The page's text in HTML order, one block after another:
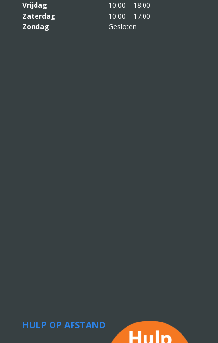
Vrijdag
10:00 – 18:00
Zaterdag
10:00 – 17:00
Zondag
Gesloten
HULP OP AFSTAND